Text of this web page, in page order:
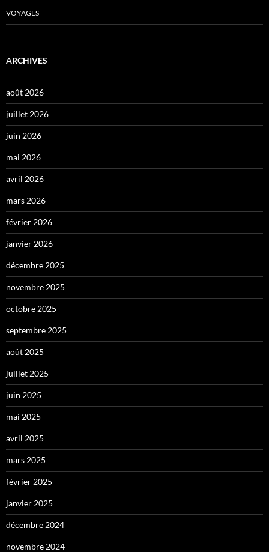
VOYAGES
ARCHIVES
août 2026
juillet 2026
juin 2026
mai 2026
avril 2026
mars 2026
février 2026
janvier 2026
décembre 2025
novembre 2025
octobre 2025
septembre 2025
août 2025
juillet 2025
juin 2025
mai 2025
avril 2025
mars 2025
février 2025
janvier 2025
décembre 2024
novembre 2024